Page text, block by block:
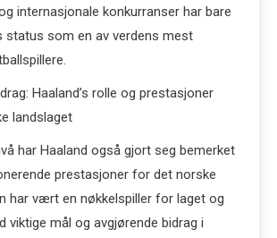
internasjonale konkurranser har bare
status som en av verdens mest
Haaland’s rolle og prestasjoner
landslaget
har Haaland også gjort seg bemerket
prestasjoner for det norske
har vært en nøkkelspiller for laget og
viktige mål og avgjørende bidrag i